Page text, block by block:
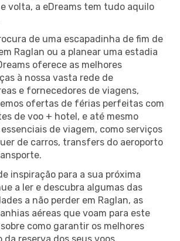
volta, a eDreams tem tudo aquilo
de uma escapadinha de fim de
Raglan ou a planear uma estadia
oferece as melhores
à nossa vasta rede de
e fornecedores de viagens,
ofertas de férias perfeitas com
de voo + hotel, e até mesmo
de viagem, como serviços
de carros, transfers do aeroporto
inspiração para a sua próxima
a ler e descubra algumas das
a não perder em Raglan, as
aéreas que voam para este
como garantir os melhores